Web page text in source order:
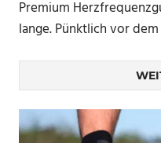
Premium
lange. Pünktlich vor